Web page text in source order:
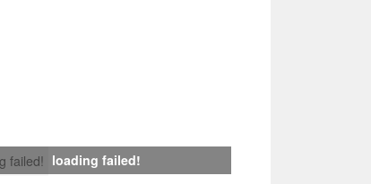
failed! loading failed!